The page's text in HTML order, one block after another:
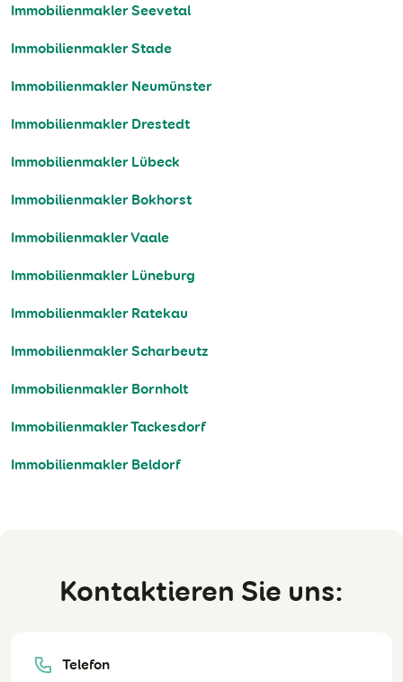
Immobilienmakler Seevetal
Immobilienmakler Stade
Immobilienmakler Neumünster
Immobilienmakler Drestedt
Immobilienmakler Lübeck
Immobilienmakler Bokhorst
Immobilienmakler Vaale
Immobilienmakler Lüneburg
Immobilienmakler Ratekau
Immobilienmakler Scharbeutz
Immobilienmakler Bornholt
Immobilienmakler Tackesdorf
Immobilienmakler Beldorf
Kontaktieren Sie uns:
Telefon